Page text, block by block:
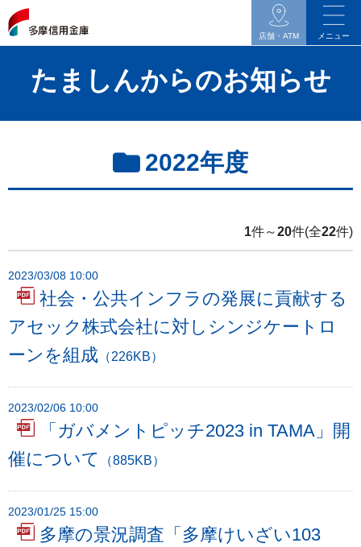
ン
ト
キ
関
連
ニ
ュ
へ
ジ
本
文
店舗・ATM メニュー
たましんからのお知らせ
2022年度
1件～20件(全22件)
2023/03/08 10:00
社会・公共インフラの発展に貢献する
アセック株式会社に対しシンジケートロ
ーンを組成 （226KB）
2023/02/06 10:00
「ガバメントピッチ2023 in TAMA」開
催について
（885KB）
2023/01/25 15:00
多摩の景況調査「多摩けいざい103